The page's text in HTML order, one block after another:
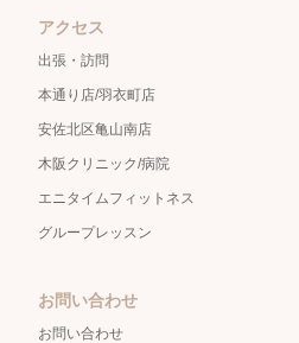
アクセス
出張・訪問
本通り店/羽衣町店
安佐北区亀山南店
木阪クリニック/病院
エニタイムフィットネス
グループレッスン
お問い合わせ
お問い合わせ